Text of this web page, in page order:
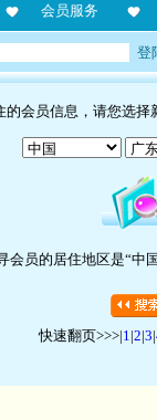
会员服务
登
会员信息，请您选择
会员的居住地区是“中
快速翻页>>>|1 |2|3|